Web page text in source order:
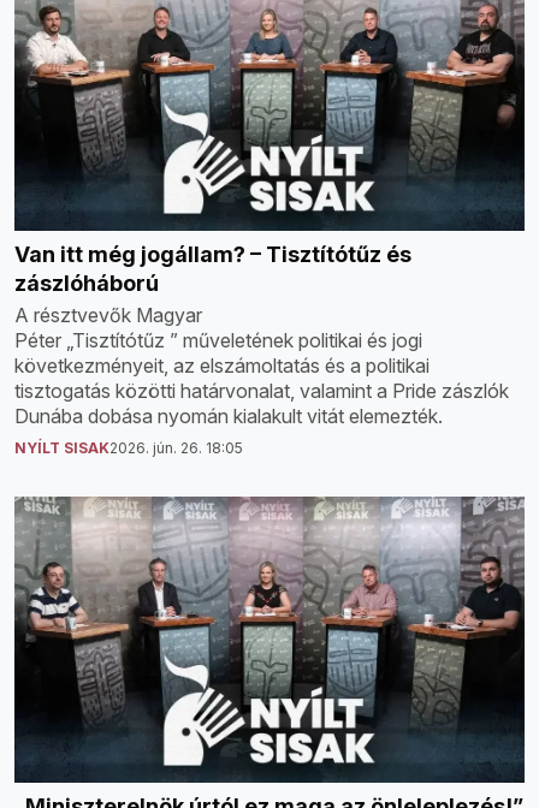
Van itt még jogállam? – Tisztítótűz és
zászlóháború
A résztvevők Magyar
Péter „Tisztítótűz ” műveletének politikai és jogi
következményeit, az elszámoltatás és a politikai
tisztogatás közötti határvonalat, valamint a Pride zászlók
Dunába dobása nyomán kialakult vitát elemezték.
NYÍLT SISAK2026. jún. 26. 18:05